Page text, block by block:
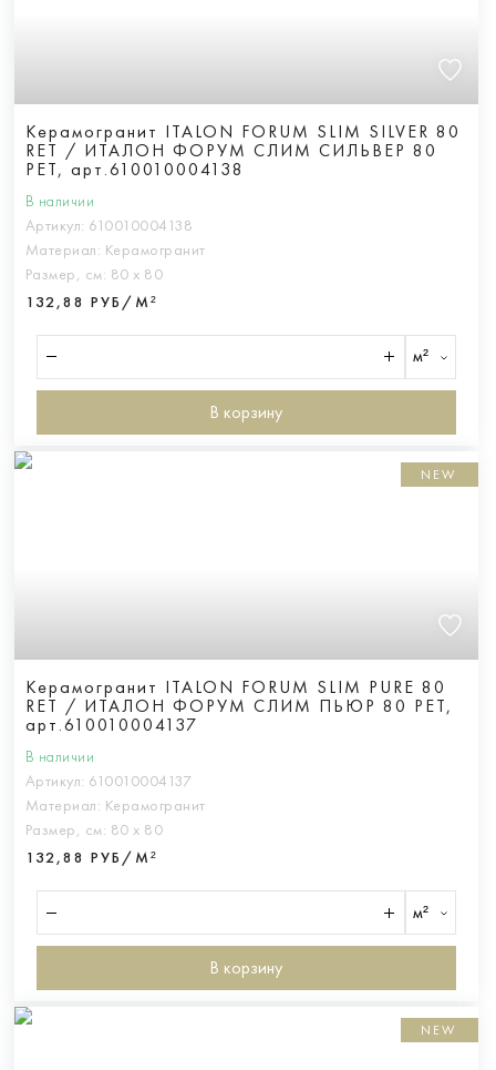
Керамогранит ITALON FORUM SLIM SILVER 80
RET / ИТАЛОН ФОРУМ СЛИМ СИЛЬВЕР 80
РЕТ, арт.610010004138
В наличии
Артикул: 610010004138
Материал: Керамогранит
Размер, см: 80 х 80
132,88 РУБ/М²
м²
В корзину
NEW
Керамогранит ITALON FORUM SLIM PURE 80
RET / ИТАЛОН ФОРУМ СЛИМ ПЬЮР 80 РЕТ,
арт.610010004137
В наличии
Артикул: 610010004137
Материал: Керамогранит
Размер, см: 80 х 80
132,88 РУБ/М²
м²
В корзину
NEW